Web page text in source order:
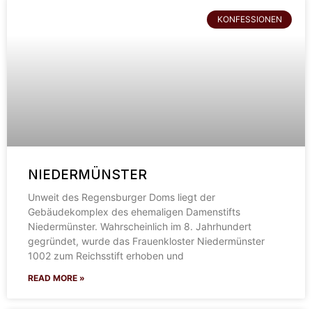
KONFESSIONEN
NIEDERMÜNSTER
Unweit des Regensburger Doms liegt der
Gebäudekomplex des ehemaligen Damenstifts
Niedermünster. Wahrscheinlich im 8. Jahrhundert
gegründet, wurde das Frauenkloster Niedermünster
1002 zum Reichsstift erhoben und
READ MORE »